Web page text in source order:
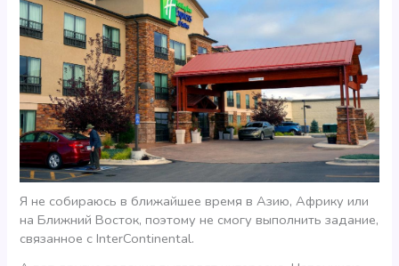
Я не собираюсь в ближайшее время в Азию, Африку или
на Ближний Восток, поэтому не смогу выполнить задание,
связанное с InterContinental.